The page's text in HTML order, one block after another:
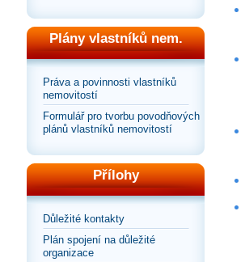
Plány vlastníků nem.
Práva a povinnosti vlastníků
nemovitostí
Formulář pro tvorbu povodňových
plánů vlastníků nemovitostí
Přílohy
Důležité kontakty
Plán spojení na důležité
organizace